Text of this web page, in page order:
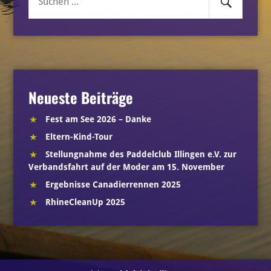
Neueste Beiträge
Fest am See 2026 – Danke
Eltern-Kind-Tour
Stellungnahme des Paddelclub Illingen e.V. zur
Verbandsfahrt auf der Moder am 15. November
Ergebnisse Canadierrennen 2025
RhineCleanUp 2025